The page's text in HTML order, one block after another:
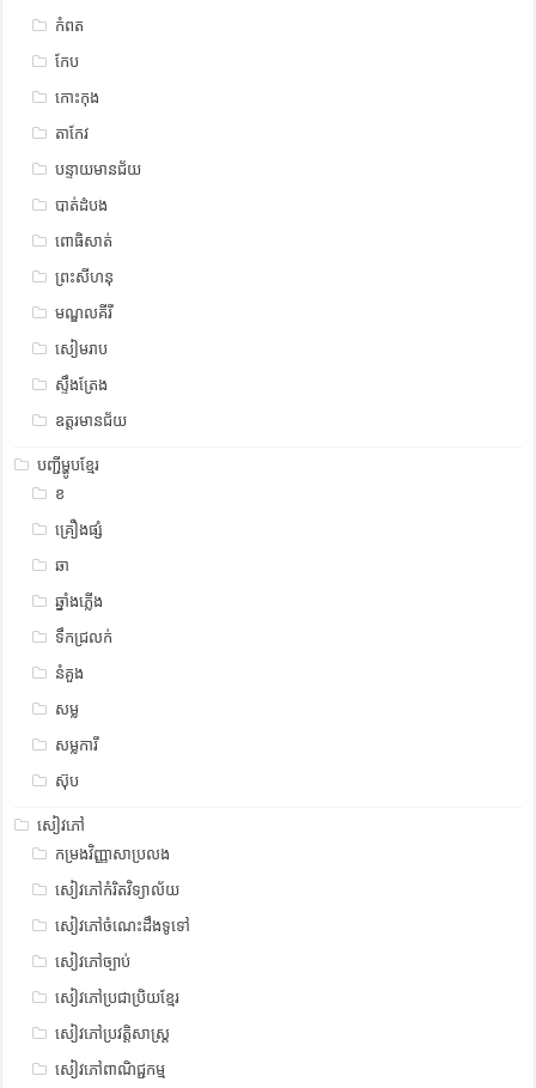
កំពត
កែប
កោះកុង
តាកែវ
បន្ទាយមានជ័យ
បាត់ដំបង
ពោធិសាត់
ព្រះសីហនុ
មណ្ឌលគីរី
សៀមរាប
ស្ទឹង​​ត្រែង
ឧត្ដរមានជ័យ
បញ្ជីម្ហូបខ្មែរ
ខ
គ្រឿងផ្សំ
ឆា
ឆ្នាំងភ្លើង
ទឹកជ្រលក់
នំគួង
សម្ល
សម្លការី
ស៊ុប
សៀវភៅ
កម្រងវិញ្ញាសាប្រលង
សៀវភៅកំរិតវិទ្យាល័យ
សៀវភៅចំណេះដឹងទូទៅ
សៀវភៅច្បាប់
សៀវភៅប្រជាប្រិយខ្មែរ
សៀវភៅប្រវត្តិសាស្រ្ត
សៀវភៅពាណិជ្ជកម្ម